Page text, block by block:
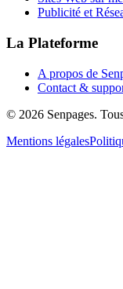
Publicité et
La Plateforme
A propos de
Contact &
© 2026 Senpages.
Mentions légales